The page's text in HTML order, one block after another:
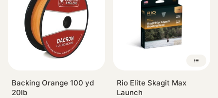
Backing Orange 100 yd
20lb
Rio Elite Skagit Max
Launch